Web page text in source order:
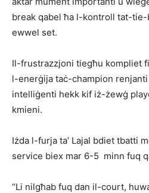
break qabel ħa l-kontroll tat-
ewwel set.
Il-frustrazzjoni tiegħu kom­pliet
l-enerġija taċ-champion
intelliġenti hekk kif iż-żewġ
kmieni.
Iżda l-furja ta’ Lajal bdiet tbatti
service biex mar 6-5 minn fuq
“Li nilgħab fuq dan il-court,